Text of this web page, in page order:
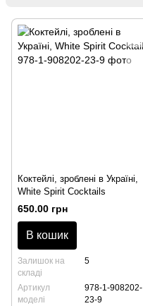
Коктейлі, зроблені в Україні,
White Spirit Cocktails
650.00 грн
В кошик
Залишок на
складі
5
Артикул
моделі
978-1-908202-
23-9